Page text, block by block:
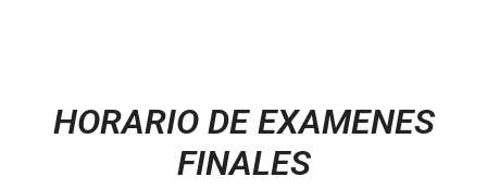
HORARIO DE EXAMENES
FINALES